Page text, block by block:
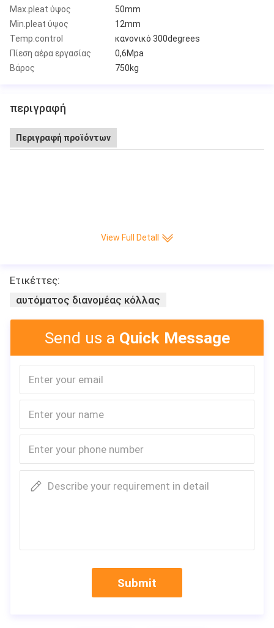
Max.pleat ύψος
50mm
Min.pleat ύψος
12mm
Temp.control
κανονικό 300degrees
Πίεση αέρα εργασίας
0,6Mpa
Βάρος
750kg
περιγραφή
Περιγραφή προϊόντων
View Full Detall
Ετικέττες:
αυτόματος διανομέας κόλλας
Send us a Quick Message
Describe your requirement in detail
Submit